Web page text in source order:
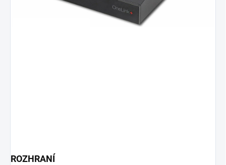
ROZHRANÍ